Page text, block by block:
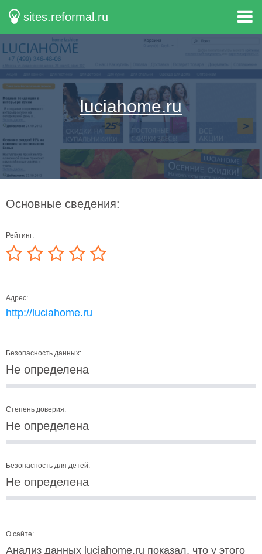
sites.reformal.ru
luciahome.ru
Основные сведения:
Рейтинг:
Адрес:
http://luciahome.ru
Безопасность данных:
Не определена
Степень доверия:
Не определена
Безопасность для детей:
Не определена
О сайте:
Анализ данных luciahome.ru показал, что у этого